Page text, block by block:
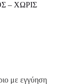
– ΧΩΡΙΣ
με εγγύηση